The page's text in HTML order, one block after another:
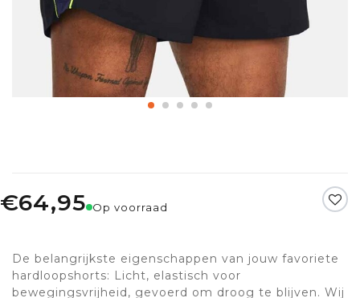
€64,95 Op voorraad
De belangrijkste eigenschappen van jouw favoriete
hardloopshorts: Licht, elastisch voor
bewegingsvrijheid, gevoerd om droog te blijven. Wij